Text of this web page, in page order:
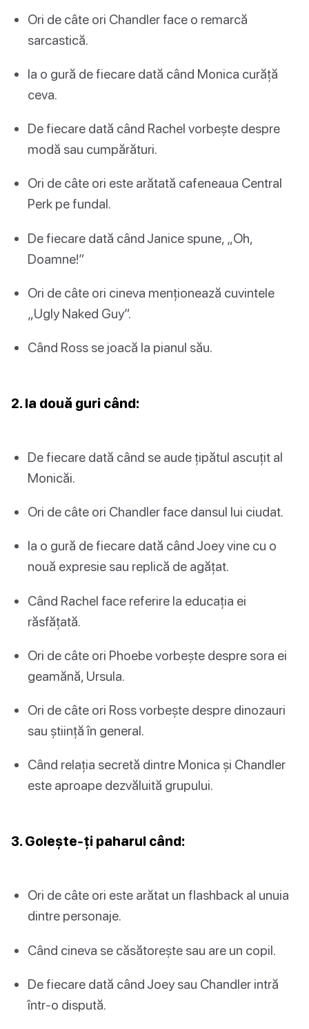
Ori de câte ori Chandler face o remarcă
sarcastică.
Ia o gură de fiecare dată când Monica curăță
ceva.
De fiecare dată când Rachel vorbește despre
modă sau cumpărături.
Ori de câte ori este arătată cafeneaua Central
Perk pe fundal.
De fiecare dată când Janice spune, „Oh,
Doamne!”
Ori de câte ori cineva menționează cuvintele
„Ugly Naked Guy”.
Când Ross se joacă la pianul său.
2. Ia două guri când:
De fiecare dată când se aude țipătul ascuțit al
Monicăi.
Ori de câte ori Chandler face dansul lui ciudat.
Ia o gură de fiecare dată când Joey vine cu o
nouă expresie sau replică de agățat.
Când Rachel face referire la educația ei
răsfățată.
Ori de câte ori Phoebe vorbește despre sora ei
geamănă, Ursula.
Ori de câte ori Ross vorbește despre dinozauri
sau știință în general.
Când relația secretă dintre Monica și Chandler
este aproape dezvăluită grupului.
3. Golește-ți paharul când:
Ori de câte ori este arătat un flashback al unuia
dintre personaje.
Când cineva se căsătorește sau are un copil.
De fiecare dată când Joey sau Chandler intră
într-o dispută.